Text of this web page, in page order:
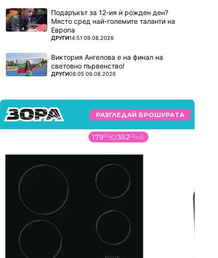
Подаръкът за 12-ия ѝ рожден ден?
Място сред най-големите таланти на
Европа
ПОВЕЧЕ ОТ
ДРУГИ14:51 09.08.2026
Виктория Ангелова е на финал на
световно първенство!
ПОВЕЧЕ ОТ
ДРУГИ08:05 09.08.2026
РАЗГЛЕДАЙ БРОШУРАТА
17999€/35203лв.